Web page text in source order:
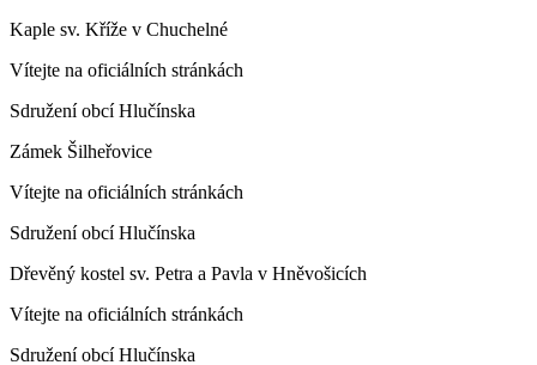
Kaple sv. Kříže v Chuchelné
Vítejte na oficiálních stránkách
Sdružení obcí Hlučínska
Zámek Šilheřovice
Vítejte na oficiálních stránkách
Sdružení obcí Hlučínska
Dřevěný kostel sv. Petra a Pavla v Hněvošicích
Vítejte na oficiálních stránkách
Sdružení obcí Hlučínska